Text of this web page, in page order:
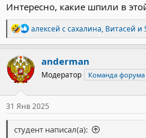
Интересно, какие шпили в
Р
е
а
к
ц
и
:
алексей с сахалина, Витасей и
anderman
Модератор Команда форума
31 Янв 2025
студент написал(а):